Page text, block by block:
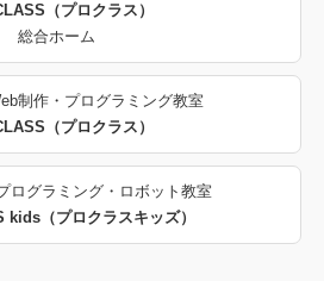
（プロクラス）
総合ホーム
制作・プログラミング教室
（プロクラス）
ログラミング・ロボット教室
kids（プロクラスキッズ）